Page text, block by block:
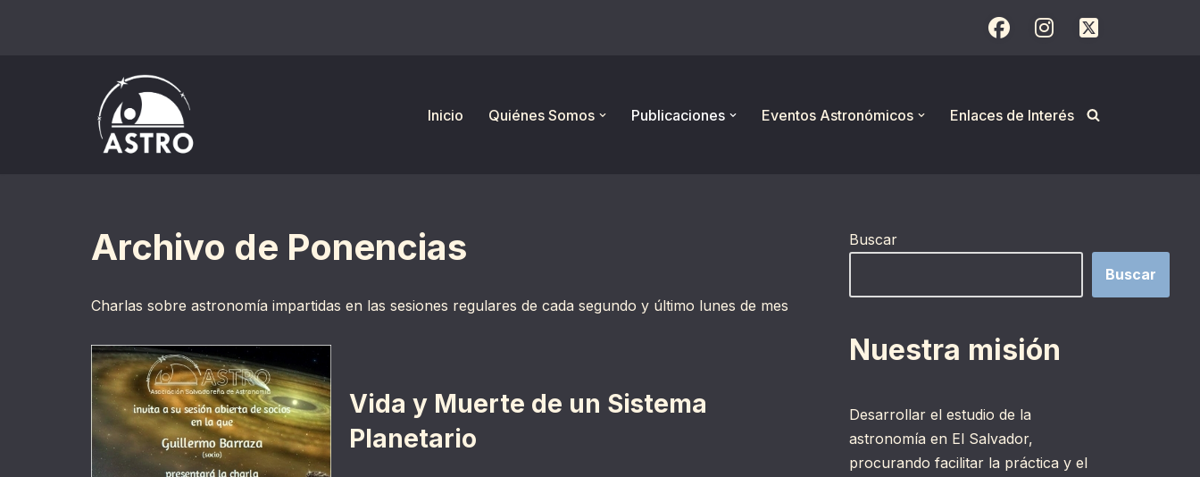
Inicio
Quiénes Somos Publicaciones Eventos Astronómicos Enlaces de Interés
Archivo de Ponencias
Charlas sobre astronomía impartidas en las sesiones regulares de cada segundo y último lunes de mes
Vida y Muerte de un Sistema
Planetario
Buscar
Buscar
Nuestra misión
Desarrollar el estudio de la
astronomía en El Salvador,
procurando facilitar la práctica y el